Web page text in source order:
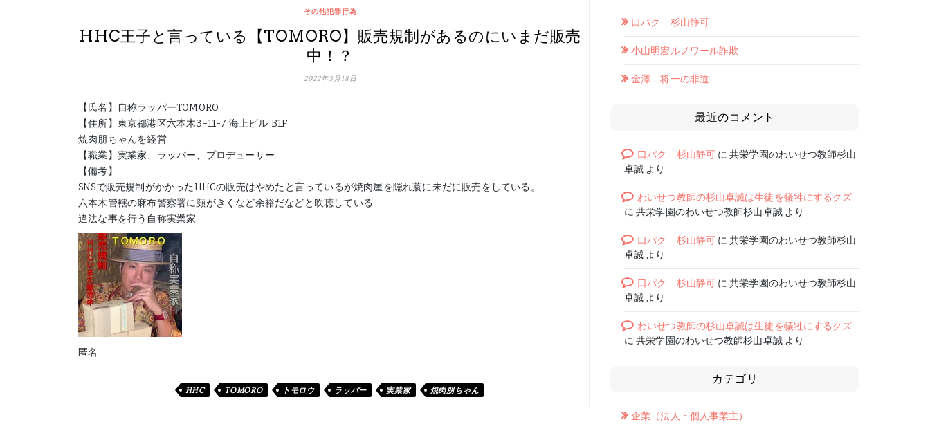
その他犯罪行為
HHC王子と言っている【TOMORO】販売規制があるのにいまだ販売
中！？
2022年3月18日
【氏名】自称ラッパーTOMORO
【住所】東京都港区六本木3-11-7 海上ビル B1F
焼肉朋ちゃんを経営
【職業】実業家、ラッパー、プロデューサー
【備考】
SNSで販売規制がかかったHHCの販売はやめたと言っているが焼肉屋を隠れ蓑に未だに販売をしている。
六本木管轄の麻布警察署に顔がきくなど余裕だなどと吹聴している
違法な事を行う自称実業家
匿名
HHC TOMORO トモロウ ラッパー 実業家 焼肉朋ちゃん
口パク 杉山静可
小山明宏ルノワール詐欺
金澤 将一の非道
最近のコメント
口パク 杉山静可に共栄学園のわいせつ教師杉山
卓誠 より
わいせつ教師の杉山卓誠は生徒を犠牲にするクズ
に共栄学園のわいせつ教師杉山卓誠より
口パク 杉山静可に共栄学園のわいせつ教師杉山
卓誠 より
口パク 杉山静可に共栄学園のわいせつ教師杉山
卓誠 より
わいせつ教師の杉山卓誠は生徒を犠牲にするクズ
に共栄学園のわいせつ教師杉山卓誠より
カテゴリ
企業（法人・個人事業主）